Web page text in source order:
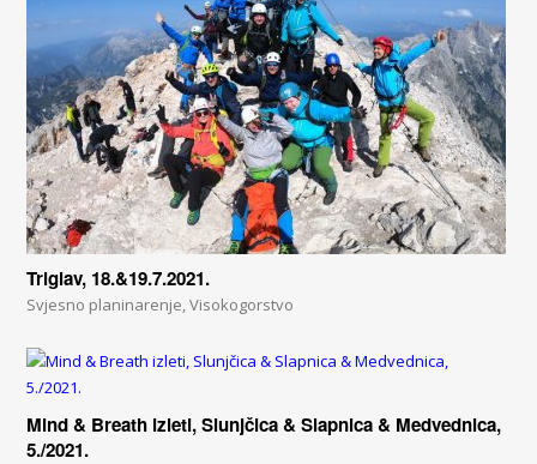
Triglav, 18.&19.7.2021.
Svjesno planinarenje,Visokogorstvo
Mind & Breath izleti, Slunjčica & Slapnica & Medvednica,
5./2021.